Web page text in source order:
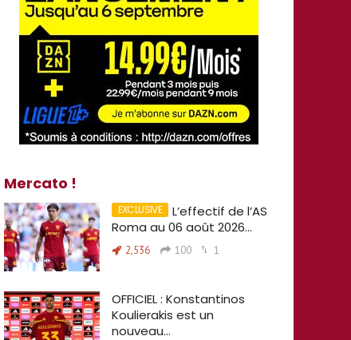
Mercato !
L’effectif de l’AS
Roma au 06 août 2026…
2,536 100 1
OFFICIEL : Konstantinos
Koulierakis est un
nouveau…